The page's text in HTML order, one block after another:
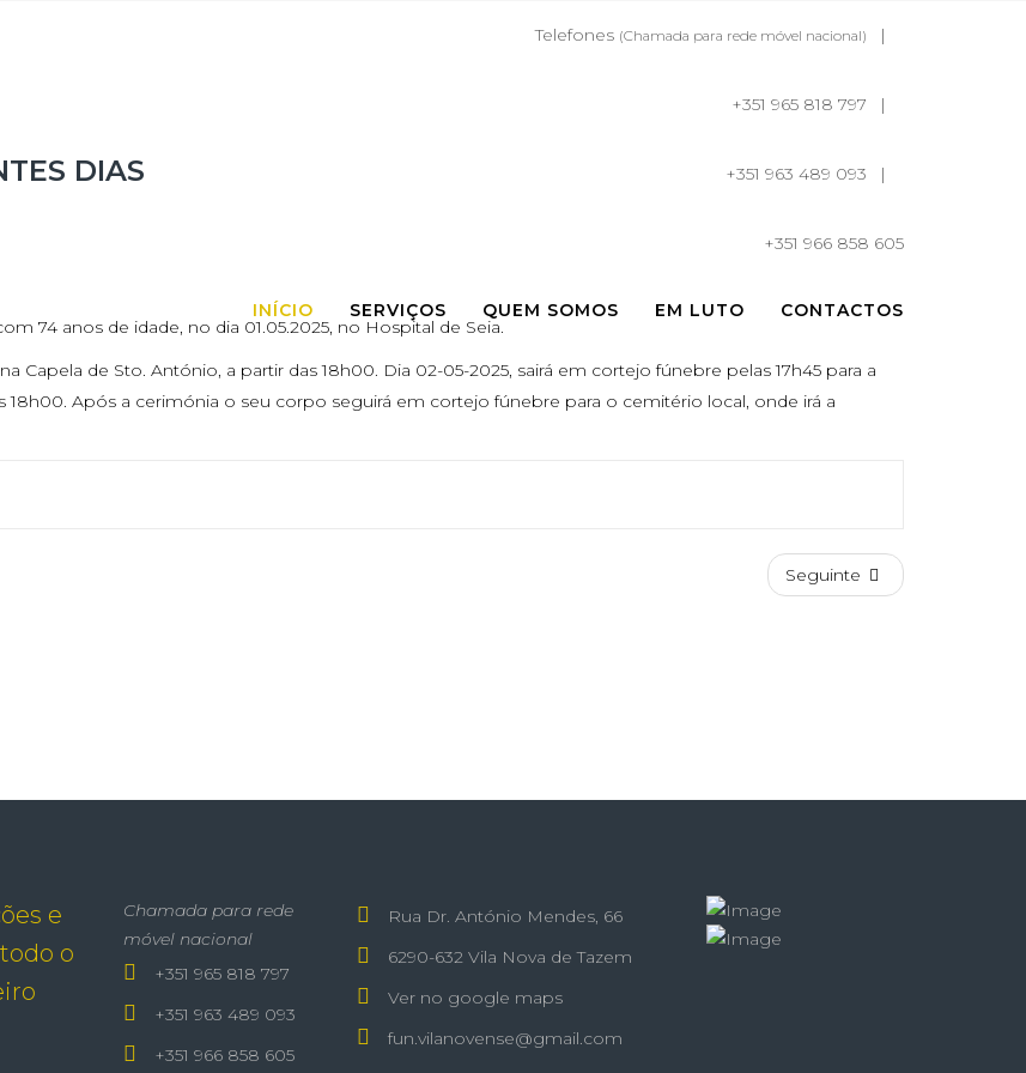
Telefones (Chamada para rede móvel nacional)
+351 965 818 797
+351 963 489 093
+351 966 858 605
INÍCIO SERVIÇOS QUEM SOMOS EM LUTO CONTACTOS
DIAS
74 anos de idade, no dia 01.05.2025, no Hospital de Seia.
Capela de Sto. António, a partir das 18h00. Dia 02-05-2025, sairá em cortejo fúnebre pelas 17h45 para a
18h00. Após a cerimónia o seu corpo seguirá em cortejo fúnebre para o cemitério local, onde irá a
Seguinte
e
o
Chamada para rede
móvel nacional
+351 965 818 797
+351 963 489 093
+351 966 858 605
Rua Dr. António Mendes, 66
6290-632 Vila Nova de Tazem
Ver no google maps
fun.vilanovense@gmail.com